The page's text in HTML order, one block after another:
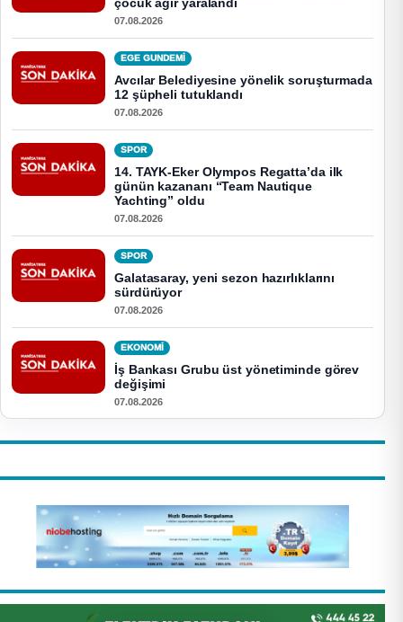
çocuk ağır yaralandı
07.08.2026
EGE GUNDEMİ
Avcılar Belediyesine yönelik soruşturmada
12 şüpheli tutuklandı
07.08.2026
SPOR
14. TAYK-Eker Olympos Regatta’da ilk
günün kazananı “Team Nautique
Yachting” oldu
07.08.2026
SPOR
Galatasaray, yeni sezon hazırlıklarını
sürdürüyor
07.08.2026
EKONOMI
İş Bankası Grubu üst yönetiminde görev
değişimi
07.08.2026